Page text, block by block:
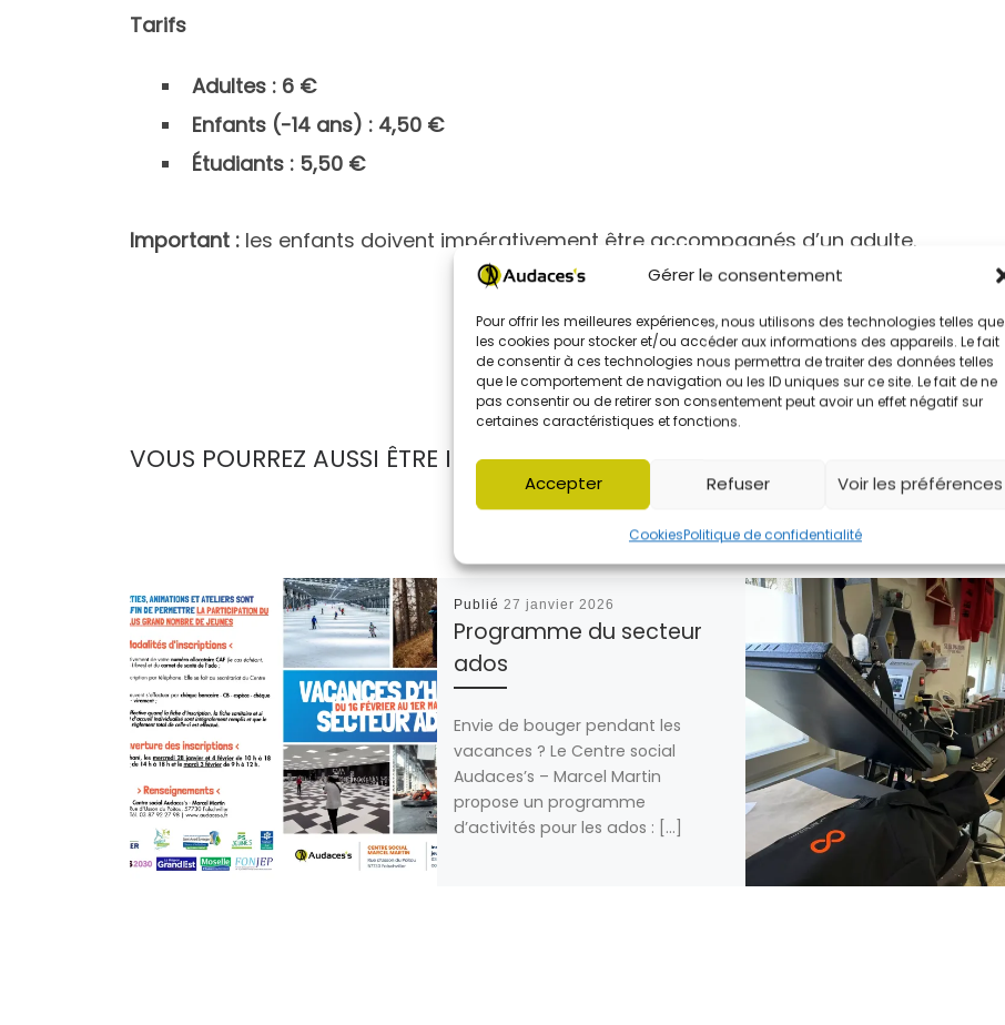
Gérer le consentement
Pour offrir les meilleures expériences, nous utilisons des technologies telles que
les cookies pour stocker et/ou accéder aux informations des appareils. Le fait
de consentir à ces technologies nous permettra de traiter des données telles
que le comportement de navigation ou les ID uniques sur ce site. Le fait de ne
pas consentir ou de retirer son consentement peut avoir un effet négatif sur
certaines caractéristiques et fonctions.
Accepter Refuser Voir les préférences
CookiesPolitique de confidentialité
Tarifs
Adultes : 6 €
Enfants (-14 ans) : 4,50 €
Étudiants : 5,50 €
Important : les enfants doivent impérativement être accompagnés d’un adulte.
VOUS POURREZ AUSSI ÊTRE INTÉRESSÉ PAR
Publié 27 janvier 2026
Programme du secteur
ados
Envie de bouger pendant les
vacances ? Le Centre social
Audaces’s – Marcel Martin
propose un programme
d’activités pour les ados : […]